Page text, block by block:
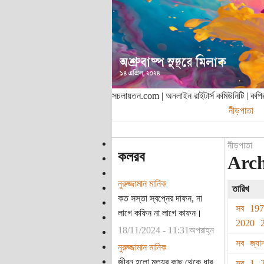
সচলায়তন.com | অনলাইন রাইটার্স কমিউনিটি |
নীড়পাতা
কলরব
নুরুজ্জামান মানিক
কত সস্তা স্বপ্নের দাফন, না
লাগে কফিন না লাগে কাফন।
18/11/2024 - 11:31অপরাহ্ন
নুরুজ্জামান মানিক
জীবন হলো মৃত্যুর কাছ থেকে ধার
নীড়পাতা
তারিখ
সব
2020
সব